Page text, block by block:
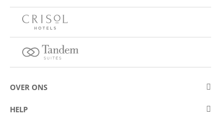
OVER ONS
Over Eurostars Hotel Company
HELP